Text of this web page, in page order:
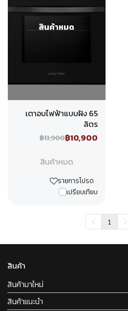
สินค้าหมด
เตาอบไฟฟ้าแบบฝัง 65
ลิตร
฿13,900฿10,900
สินค้าหมด
รายการโปรด
เปรียบเทียบ
1
สินค้า
สินค้ามาใหม่
สินค้าแนะนำ